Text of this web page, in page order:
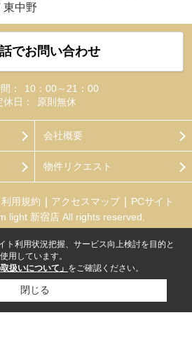
東中野
でお問い合わせ
：
10：00～21：00
休日：
原則無休
会社概要
物件リクエスト
利用規約 アクセスマップ
PCサイト
light 新宿店 All rights reserved.
ト利用状況把握、サービス向上検討を目的と
用しています。
扱いについて」 をご確認ください。
閉じる